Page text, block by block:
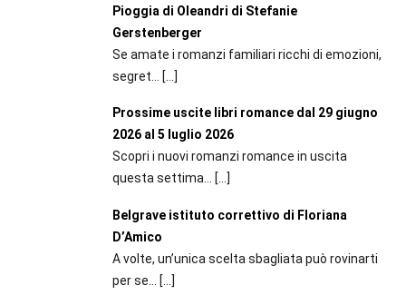
Pioggia di Oleandri di Stefanie
Gerstenberger
Se amate i romanzi familiari ricchi di emozioni,
segret...
[…]
Prossime uscite libri romance dal 29 giugno
2026 al 5 luglio 2026
Scopri i nuovi romanzi romance in uscita
questa settima... […]
Belgrave istituto correttivo di Floriana
D’Amico
A volte, un’unica scelta sbagliata può rovinarti
per se...
[…]